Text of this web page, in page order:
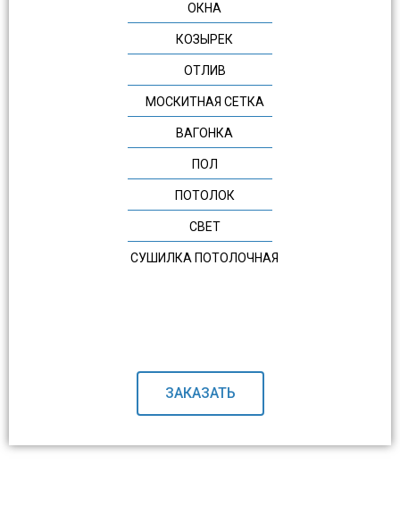
ОКНА
КОЗЫРЕК
ОТЛИВ
МОСКИТНАЯ СЕТКА
ВАГОНКА
ПОЛ
ПОТОЛОК
СВЕТ
СУШИЛКА ПОТОЛОЧНАЯ
ЗАКАЗАТЬ